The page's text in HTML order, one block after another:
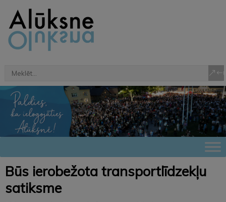
Būs ierobežota transportlīdzekļu
satiksme